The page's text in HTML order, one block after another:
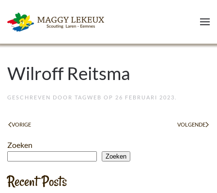
Skip to main content
Wilroff Reitsma
GESCHREVEN DOOR TAGWEB OP 26 FEBRUARI 2023
VORIGE VOLGENDE
Zoeken
Zoeken
Recent Posts